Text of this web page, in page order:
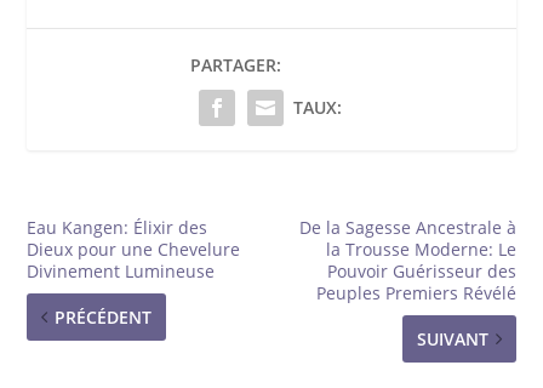
PARTAGER:
TAUX:
Eau Kangen: Élixir des
Dieux pour une Chevelure
Divinement Lumineuse
PRÉCÉDENT
De la Sagesse Ancestrale à
la Trousse Moderne: Le
Pouvoir Guérisseur des
Peuples Premiers Révélé
SUIVANT